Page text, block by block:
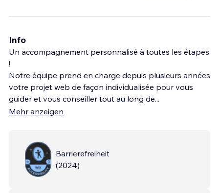
Info
Un accompagnement personnalisé à toutes les étapes
!
Notre équipe prend en charge depuis plusieurs années
votre projet web de façon individualisée pour vous
guider et vous conseiller tout au long de...
Mehr anzeigen
Barrierefreiheit
(2024)